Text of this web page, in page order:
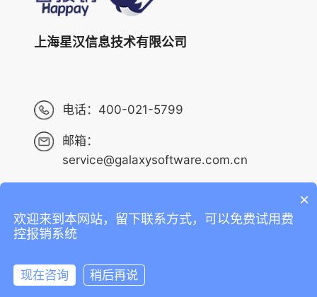
上海星汉信息技术有限公司
电话： 400-021-5799
邮箱：
service@galaxysoftware.com.cn
Copyright ©2013-2023 上海星汉信息技术有限公司 版权
沪ICP备14001765号-6
沪公网安备 31010402010073号
×
欢迎来到本网站，留下联系方式，可以免费试用费
控报销系统
现在咨询
稍后再说
在线咨询